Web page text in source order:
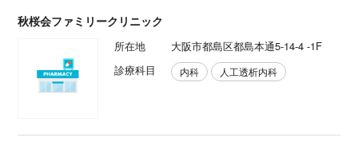
秋桜会ファミリークリニック
所在地
大阪市都島区都島本通5-14-4 -1F
診療科目
内科 人工透析内科